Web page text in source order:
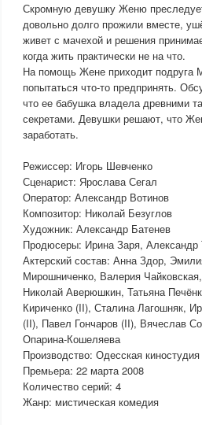
Скромную девушку Женю
довольно долго прожили вместе,
живет с мачехой и решения
когда жить практически не на что.
На помощь Жене приходит подруга
попытаться что-то предпринять.
что ее бабушка владела древними
секретами. Девушки решают, что
заработать.
Режиссер: Игорь Шевченко
Сценарист: Ярослава Сегал
Оператор: Александр Вотинов
Композитор: Николай Безуглов
Художник: Александр Батенев
Продюсеры: Ирина Заря, Александр
Актерский состав: Анна Здор,
Мирошниченко, Валерия
Николай Аверюшкин, Татьяна
Кириченко (II), Сталина Лагошняк,
(II), Павел Гончаров (II), Вячеслав
Опарина-Кошеляева
Производство: Одесская киностудия
Премьера: 22 марта 2008
Количество серий: 4
Жанр: мистическая комедия